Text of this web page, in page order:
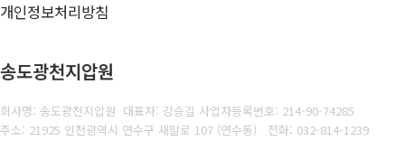
개인정보처리방침
송도광천지압원
회사명: 송도광천지압원 대표자: 강승길 사업자등록번호: 214-90-74285
주소: 21925 인천광역시 연수구 새말로 107 (연수동) 전화: 032-814-1239